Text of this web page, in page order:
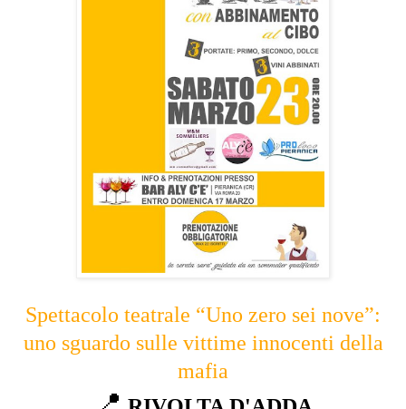
Spettacolo teatrale “Uno zero sei nove”:
uno sguardo sulle vittime innocenti della
mafia